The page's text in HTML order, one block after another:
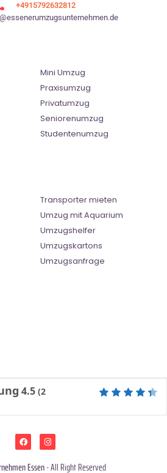
+4915792632812
Mini Umzug
Praxisumzug
Privatumzug
Seniorenumzug
Studentenumzug
Transporter mieten
Umzug mit Aquarium
Umzugshelfer
Umzugskartons
Umzugsanfrage
4.5 (2
Essen- All Right Reserved